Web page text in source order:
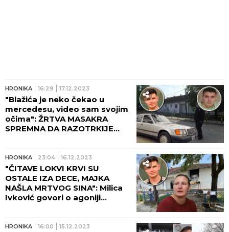
HRONIKA 16:29 17.12.2023
"Blažića je neko čekao u
mercedesu, video sam svojim
očima": ŽRTVA MASAKRA
SPREMNA DA RAZOTRKIJE
HRONIKA 23:04 16.12.2023
"ČITAVE LOKVI KRVI SU
OSTALE IZA DECE, MAJKA
NAŠLA MRTVOG SINA": Milica
Ivković govori o agoniji
zločina u Duboni
HRONIKA 16:00 15.12.2023